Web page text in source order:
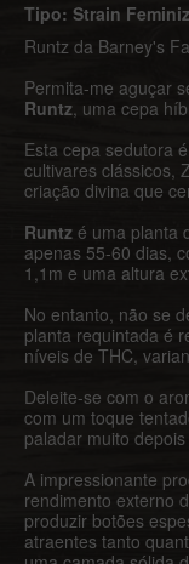
Tipo: Strain
Runtz da Barney's
Permita-me aguçar
Runtz, uma cepa
Esta cepa sedutora
cultivares clássicos,
criação divina que
Runtz é uma planta
apenas 55-60 dias,
1,1m e uma altura
No entanto, não se
planta requintada é
níveis de THC,
Deleite-se com o
com um toque
paladar muito
A impressionante
rendimento externo
produzir botões
atraentes tanto